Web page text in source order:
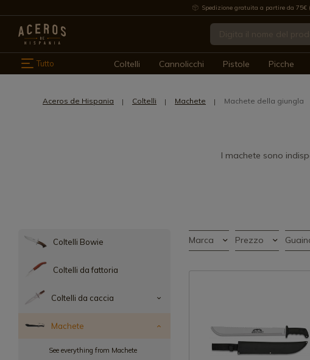
Spedizione gratuita a partire da 75€
Tutto Coltelli Cannolicchi Pistole Picche
Aceros de Hispania Coltelli Machete Machete della giungla
I machete sono
Coltelli Bowie
Coltelli da fattoria
Coltelli da caccia
Machete
See everything from Machete
Marca Prezzo